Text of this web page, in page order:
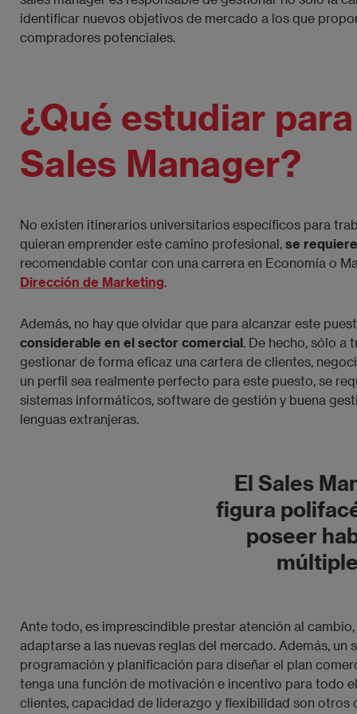
identificar nuevos objetivos de mercado a los que
compradores potenciales.
¿Qué estudiar
Sales Manager?
No existen itinerarios universitarios específicos para
quieran emprender este camino profesional, se
recomendable contar con una carrera en Economía o
Dirección de Marketing
Además, no hay que olvidar que para alcanzar este
considerable en el sector comercial . De hecho, sólo
gestionar de forma eficaz una cartera de clientes,
un perfil sea realmente perfecto para este puesto, se
sistemas informáticos, software de gestión y buena
lenguas extranjeras.
El Sales
figura
poseer
Ante todo, es imprescindible prestar atención al
adaptarse a las nuevas reglas del mercado. Además,
programación y planificación para diseñar el plan
tenga una función de motivación e incentivo para todo
clientes, capacidad de liderazgo y flexibilidad son